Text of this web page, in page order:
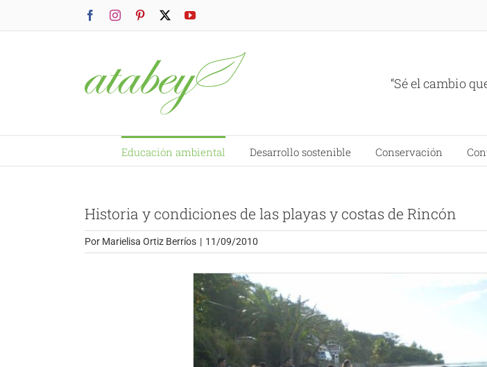
FacebookInstagramPinterest YouTube
“Sé el cambio
Educación ambiental Desarrollo sostenible Conservación
Historia y condiciones de las playas y costas de Rincón
Por Marielisa Ortiz Berríos | 11/09/2010